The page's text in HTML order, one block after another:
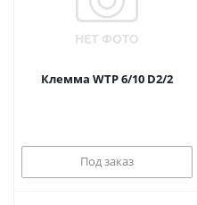
Клемма WTP 6/10 D2/2
Под заказ